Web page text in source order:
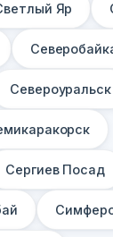
Яр
Североуральск
Сергиев Посад